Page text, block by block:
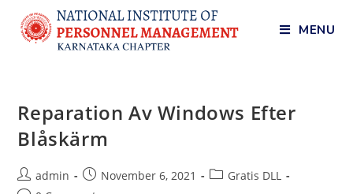
MENU
Reparation Av Windows Efter
Blåskärm
admin November 6, 2021
Gratis DLL